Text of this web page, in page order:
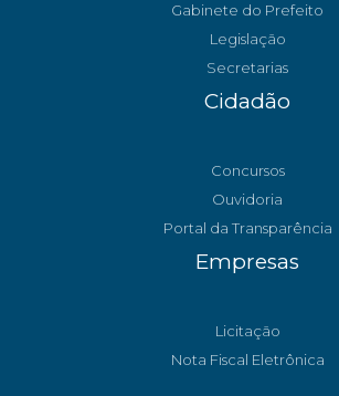
Gabinete do Prefeito
Legislação
Secretarias
Cidadão
Concursos
Ouvidoria
Portal da Transparência
Empresas
Licitação
Nota Fiscal Eletrônica